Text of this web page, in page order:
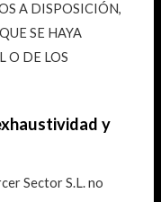
A DISPOSICIÓN,
SE HAYA
O DE LOS
y
Sector S.L. no